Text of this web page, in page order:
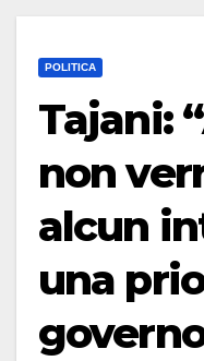
POLITICA
Tajani:
non
alcun
una